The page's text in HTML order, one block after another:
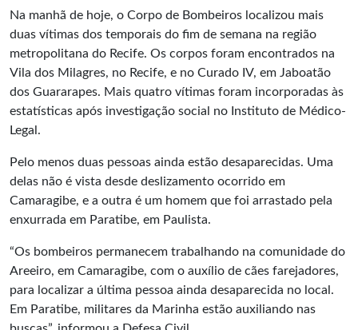
Na manhã de hoje, o Corpo de Bombeiros localizou mais
duas vítimas dos temporais do fim de semana na região
metropolitana do Recife. Os corpos foram encontrados na
Vila dos Milagres, no Recife, e no Curado IV, em Jaboatão
dos Guararapes. Mais quatro vítimas foram incorporadas às
estatísticas após investigação social no Instituto de Médico-
Legal.
Pelo menos duas pessoas ainda estão desaparecidas. Uma
delas não é vista desde deslizamento ocorrido em
Camaragibe, e a outra é um homem que foi arrastado pela
enxurrada em Paratibe, em Paulista.
“Os bombeiros permanecem trabalhando na comunidade do
Areeiro, em Camaragibe, com o auxílio de cães farejadores,
para localizar a última pessoa ainda desaparecida no local.
Em Paratibe, militares da Marinha estão auxiliando nas